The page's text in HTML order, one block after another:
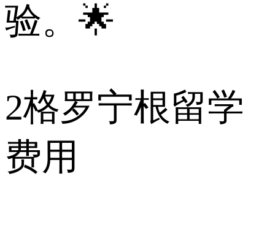
验。🌟
2格罗宁根留学
费用